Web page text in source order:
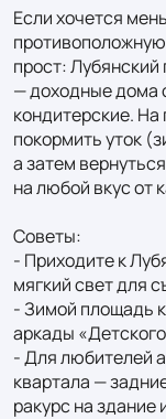
Если хочется
прост:
— доходные дома
кондитерские.
покормить уток
а затем
на любой вкус от
Советы:
- Приходите к
мягкий свет для
- Зимой площадь
аркады
- Для любителей
квартала —
ракурс на здание